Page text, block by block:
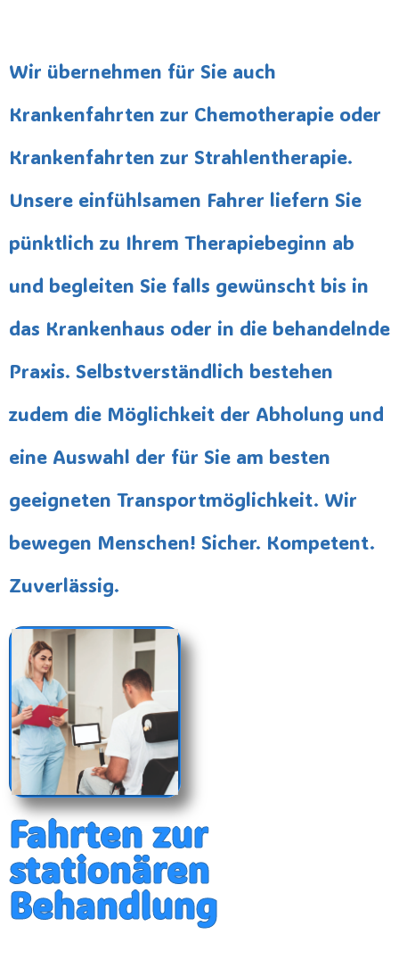
Wir übernehmen für Sie auch
Krankenfahrten zur Chemotherapie oder
Krankenfahrten zur Strahlentherapie.
Unsere einfühlsamen Fahrer liefern Sie
pünktlich zu Ihrem Therapiebeginn ab
und begleiten Sie falls gewünscht bis in
das Krankenhaus oder in die behandelnde
Praxis. Selbstverständlich bestehen
zudem die Möglichkeit der Abholung und
eine Auswahl der für Sie am besten
geeigneten Transportmöglichkeit. Wir
bewegen Menschen! Sicher. Kompetent.
Zuverlässig.
Fahrten zur
stationären
Behandlung